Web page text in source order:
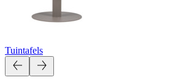
Tuintafels